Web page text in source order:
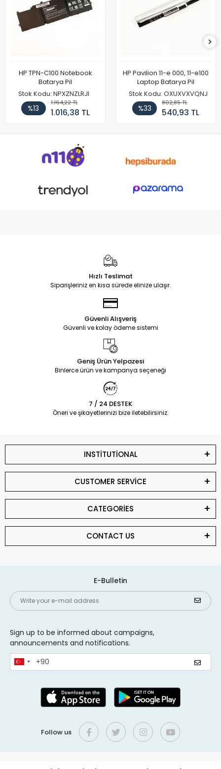
HP TPN-C100 Notebook
Batarya Pil
Stok Kodu: NPXZNZLRJI
%13
1.164,22 TL
1.016,38 TL
HP Pavilion 11-e 000, 11-e100
Laptop Batarya Pil
Stok Kodu: OXUXVXVQNJ
%33
802,85 TL
540,93 TL
Hızlı Teslimat
Siparişleriniz en kısa sürede elinize ulaşır.
Güvenli Alışveriş
Güvenli ve kolay ödeme sistemi
Geniş Ürün Yelpazesi
Binlerce ürün ve kampanya seçeneği
7 / 24 DESTEK
Öneri ve şikayetlerinizi bize iletebilirsiniz.
INSTİTUTİONAL
CUSTOMER SERVİCE
CATEGORİES
CONTACT US
E-Bulletin
Sign up to be informed about campaigns,
announcements and notifications.
Follow us